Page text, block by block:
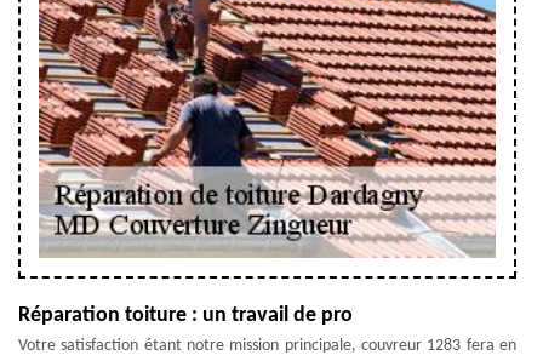
Réparation toiture : un travail de pro
Votre satisfaction étant notre mission principale, couvreur 1283 fera en